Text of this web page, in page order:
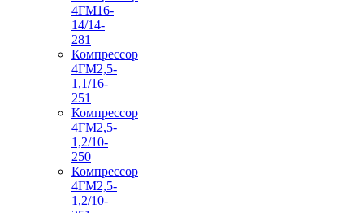
4ГМ16-
14/14-
281
Компрессор
4ГМ2,5-
1,1/16-
251
Компрессор
4ГМ2,5-
1,2/10-
250
Компрессор
4ГМ2,5-
1,2/10-